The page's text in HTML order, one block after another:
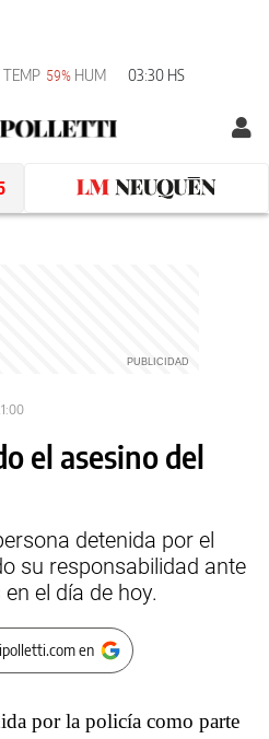
TEMP 59% HUM 03:30 HS
el asesino del
detenida por el
su responsabilidad ante
el día de hoy.
en
por la policía como parte